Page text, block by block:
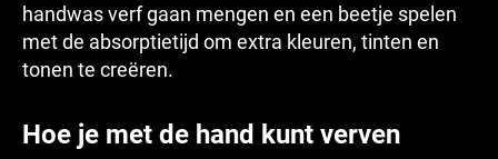
handwas verf gaan mengen en een beetje spelen
met de absorptietijd om extra kleuren, tinten en
tonen te creëren.
Hoe je met de hand kunt verven